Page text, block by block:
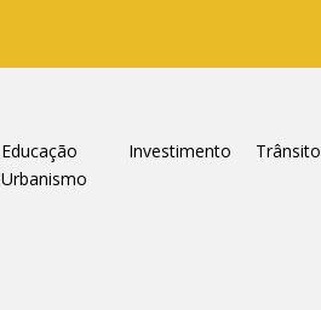
Educação Investimento
Trânsito
Urbanismo